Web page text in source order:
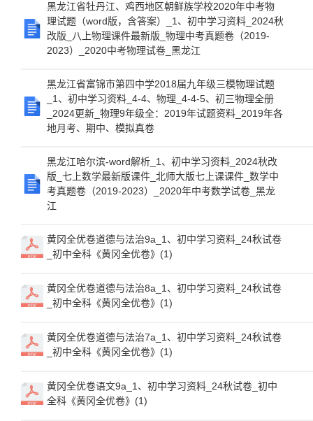
黑龙江省牡丹江、鸡西地区朝鲜族学校2020年中考物
理试题（word版，含答案）_1、初中学习资料_2024秋
改版_八上物理课件最新版_物理中考真题卷（2019-
2023）_2020中考物理试卷_黑龙江
黑龙江省富锦市第四中学2018届九年级三模物理试题
_1、初中学习资料_4-4、物理_4-4-5、初三物理全册
_2024更新_物理9年级全：2019年试题资料_2019年各
地月考、期中、模拟真卷
黑龙江哈尔滨-word解析_1、初中学习资料_2024秋改
版_七上数学最新版课件_北师大版七上课课件_数学中
考真题卷（2019-2023）_2020年中考数学试卷_黑龙
江
黄冈全优卷道德与法治9a_1、初中学习资料_24秋试卷
_初中全科《黄冈全优卷》(1)
黄冈全优卷道德与法治8a_1、初中学习资料_24秋试卷
_初中全科《黄冈全优卷》(1)
黄冈全优卷道德与法治7a_1、初中学习资料_24秋试卷
_初中全科《黄冈全优卷》(1)
黄冈全优卷语文9a_1、初中学习资料_24秋试卷_初中
全科《黄冈全优卷》(1)